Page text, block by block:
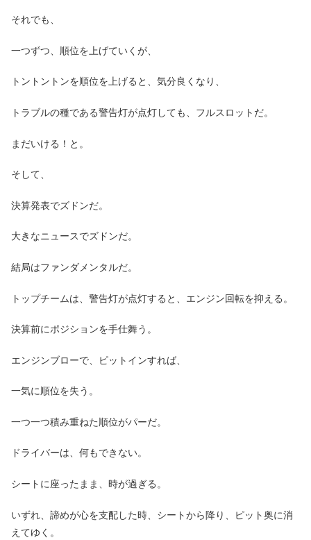
それでも、
一つずつ、順位を上げていくが、
トントントンを順位を上げると、気分良くなり、
トラブルの種である警告灯が点灯しても、フルスロットだ。
まだいける！と。
そして、
決算発表でズドンだ。
大きなニュースでズドンだ。
結局はファンダメンタルだ。
トップチームは、警告灯が点灯すると、エンジン回転を抑える。
決算前にポジションを手仕舞う。
エンジンブローで、ピットインすれば、
一気に順位を失う。
一つ一つ積み重ねた順位がパーだ。
ドライバーは、何もできない。
シートに座ったまま、時が過ぎる。
いずれ、諦めが心を支配した時、シートから降り、ピット奥に消
えてゆく。